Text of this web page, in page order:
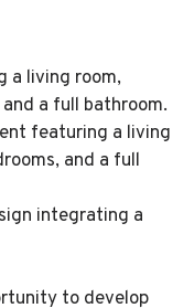
a living room,
a full bathroom.
featuring a living
and a full
integrating a
to develop